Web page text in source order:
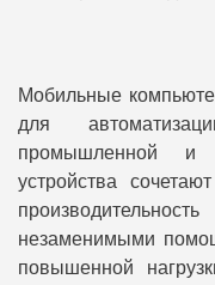
Мобильные
для
промышленной и
устройства
незаменимыми
повышенной